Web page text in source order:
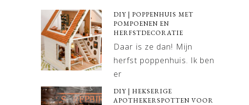
DIY | POPPENHUIS MET
POMPOENEN EN
HERFSTDECORATIE
Daar is ze dan! Mijn
herfst poppenhuis. Ik ben
er
DIY | HEKSERIGE
APOTHEKERSPOTTEN VOOR